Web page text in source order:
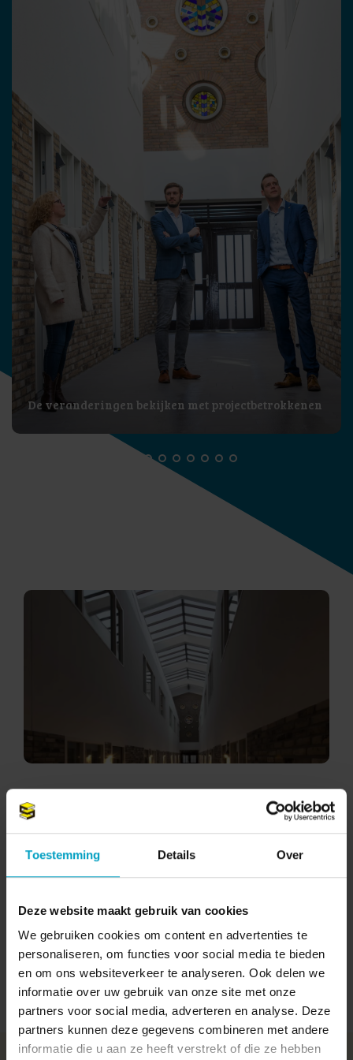
Toestemming Details Over
Deze website maakt gebruik van cookies
We gebruiken cookies om content en advertenties te
personaliseren, om functies voor social media te bieden
en om ons websiteverkeer te analyseren. Ook delen we
informatie over uw gebruik van onze site met onze
partners voor social media, adverteren en analyse. Deze
partners kunnen deze gegevens combineren met andere
informatie die u aan ze heeft verstrekt of die ze hebben
De veranderingen bekijken met projectbetrokkenen
Hedendaags en duurzaam
Uiteraard voldoet het gebouw aan de hedendaagse
standaard van duurzaam wonen. Een centrale gang geeft
lichtstraat hierboven zorgt voor voldoende daglicht, terwijl
de zonnepanelen op het dak elektriciteit opwekken.
Meer over duurzaam bouwen en ontwikkelen